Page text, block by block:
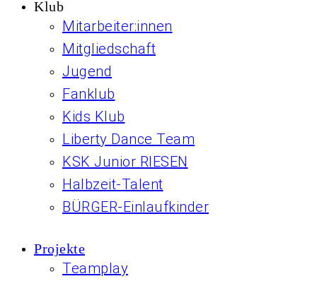
Klub
Mitarbeiter:innen
Mitgliedschaft
Jugend
Fanklub
Kids Klub
Liberty Dance Team
KSK Junior RIESEN
Halbzeit-Talent
BÜRGER-Einlaufkinder
Projekte
Teamplay